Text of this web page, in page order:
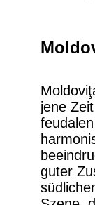
jene
guter